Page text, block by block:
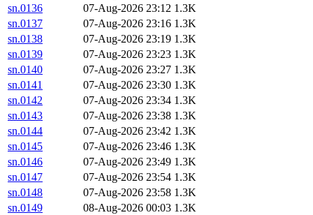
sn.0136
07-Aug-2026 23:12 1.3K
sn.0137
07-Aug-2026 23:16 1.3K
sn.0138
07-Aug-2026 23:19 1.3K
sn.0139
07-Aug-2026 23:23 1.3K
sn.0140
07-Aug-2026 23:27 1.3K
sn.0141
07-Aug-2026 23:30 1.3K
sn.0142
07-Aug-2026 23:34 1.3K
sn.0143
07-Aug-2026 23:38 1.3K
sn.0144
07-Aug-2026 23:42 1.3K
sn.0145
07-Aug-2026 23:46 1.3K
sn.0146
07-Aug-2026 23:49 1.3K
sn.0147
07-Aug-2026 23:54 1.3K
sn.0148
07-Aug-2026 23:58 1.3K
sn.0149
08-Aug-2026 00:03 1.3K